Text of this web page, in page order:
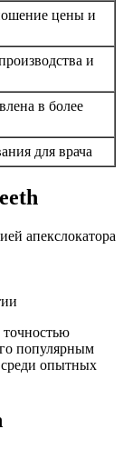
цены и
и
в более
для врача
апекслокатора
точностью
популярным
опытных